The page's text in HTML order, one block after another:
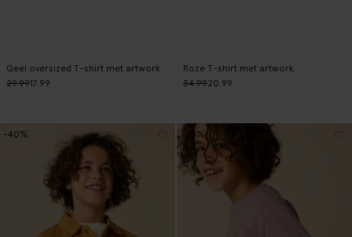
Geel oversized T-shirt met artwork
29.9917.99
Roze T-shirt met artwork
34.9920.99
-40% -20%